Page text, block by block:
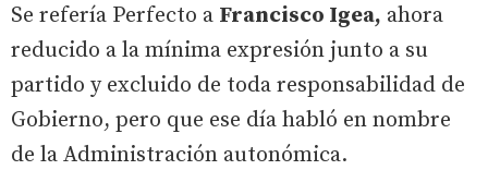
Se refería Perfecto a Francisco Igea, ahora
reducido a la mínima expresión junto a su
partido y excluido de toda responsabilidad de
Gobierno, pero que ese día habló en nombre
de la Administración autonómica.